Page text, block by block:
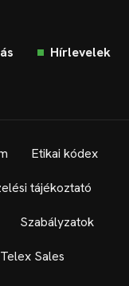
Hírlevelek
Etikai kódex
tájékoztató
Szabályzatok
Telex Sales